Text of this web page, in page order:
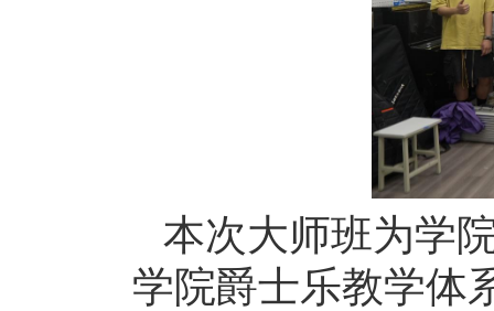
本次大师班为学
学院爵士乐教学体